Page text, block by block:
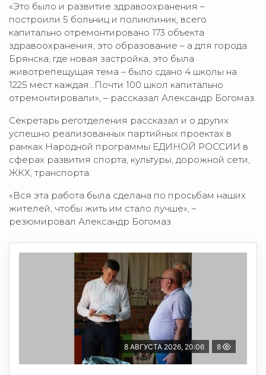
«Это было и развитие здравоохранения –
построили 5 больниц и поликлиник, всего
капитально отремонтировано 173 объекта
здравоохранения; это образование – а для города
Брянска, где новая застройка, это была
животрепещущая тема – было сдано 4 школы на
1225 мест каждая…Почти 100 школ капитально
отремонтировали», – рассказал Александр Богомаз.
Секретарь реготделения рассказал и о других
успешно реализованных партийных проектах в
рамках Народной программы ЕДИНОЙ РОССИИ в
сферах развития спорта, культуры, дорожной сети,
ЖКХ, транспорта.
«Вся эта работа была сделана по просьбам наших
жителей, чтобы жить им стало лучше», –
резюмировал Александр Богомаз.
8 АВГУСТА 2026, 20:06 8